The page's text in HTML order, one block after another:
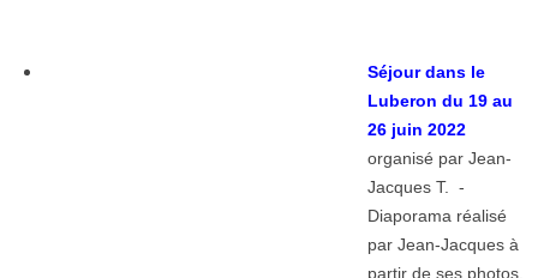
Séjour dans le
Luberon du 19 au
26 juin 2022
organisé par Jean-
Jacques T. -
Diaporama réalisé
par Jean-Jacques à
partir de ses photos,